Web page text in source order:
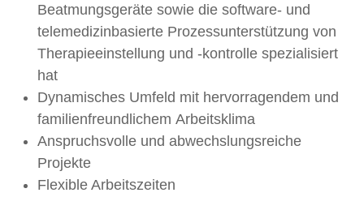
Beatmungsgeräte sowie die software- und
telemedizinbasierte Prozessunterstützung von
Therapieeinstellung und -kontrolle spezialisiert
hat
Dynamisches Umfeld mit hervorragendem und
familienfreundlichem Arbeitsklima
Anspruchsvolle und abwechslungsreiche
Projekte
Flexible Arbeitszeiten